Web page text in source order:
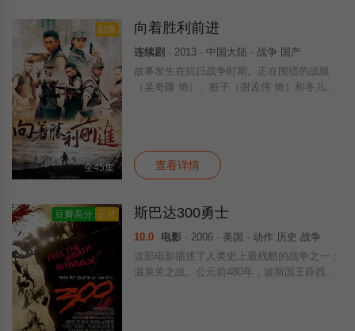
剧集
全45集
向着胜利前进
连续剧 · 2013 · 中国大陆 · 战争 国产
故事发生在抗日战争时期。正在围猎的战狼
（吴奇隆 饰）、桩子（谢孟伟 饰）和冬儿
原料
查看详情
豆瓣高分 正片 斯巴达300勇士
10.0 电影 · 2006 · 美国 · 动作 历史 战争
这部电影描述了人类史上最残酷的战争之一：
温泉关之战。公元前480年，波斯国王薛西斯